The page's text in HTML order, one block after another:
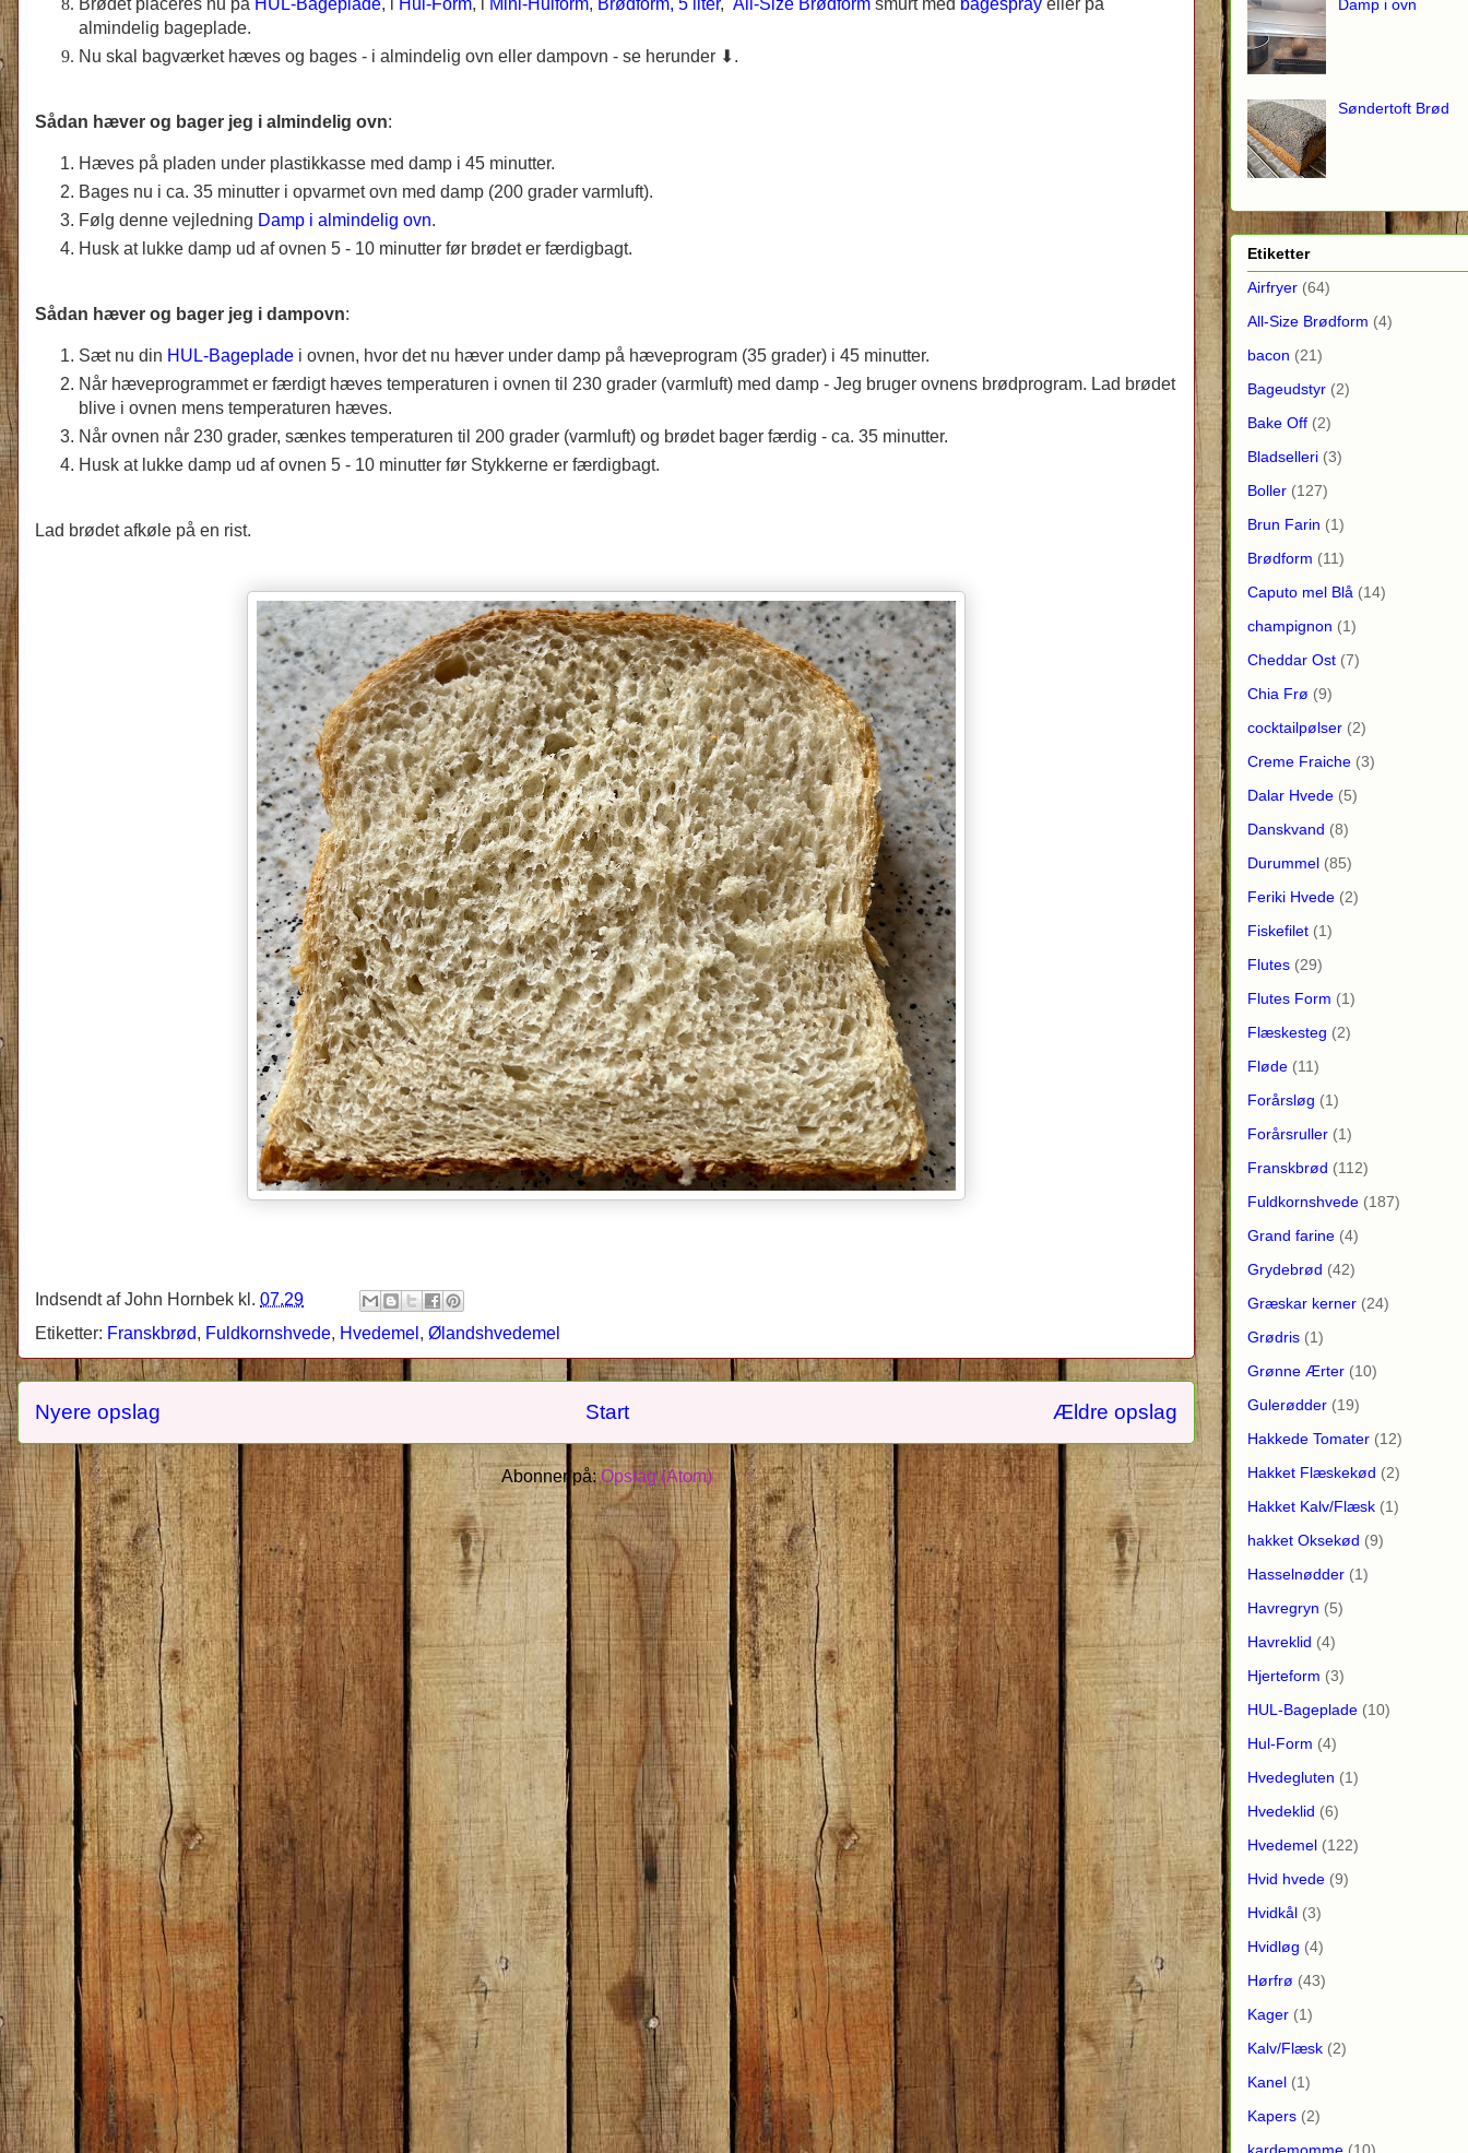
almindelig bageplade.
Nu skal bagværket hæves og bages - i almindelig ovn eller dampovn - se herunder ⬇.
Sådan hæver og bager jeg i almindelig ovn:
Hæves på pladen under plastikkasse med damp i 45 minutter.
Bages nu i ca. 35 minutter i opvarmet ovn med damp (200 grader varmluft).
Følg denne vejledning Damp i almindelig ovn.
Husk at lukke damp ud af ovnen 5 - 10 minutter før brødet er færdigbagt.
Sådan hæver og bager jeg i dampovn:
Sæt nu din HUL-Bageplade i ovnen, hvor det nu hæver under damp på hæveprogram (35 grader) i 45 minutter.
Når hæveprogrammet er færdigt hæves temperaturen i ovnen til 230 grader (varmluft) med damp - Jeg bruger ovnens brødprogram. Lad brødet
blive i ovnen mens temperaturen hæves.
Når ovnen når 230 grader, sænkes temperaturen til 200 grader (varmluft) og brødet bager færdig - ca. 35 minutter.
Husk at lukke damp ud af ovnen 5 - 10 minutter før Stykkerne er færdigbagt.
Lad brødet afkøle på en rist.
Indsendt afJohn Hornbek kl. 07.29
Etiketter: Franskbrød, Fuldkornshvede, Hvedemel , Ølandshvedemel
Nyere opslag Ældre opslag
Start
Abonner på:Opslag (Atom)
Damp i ovn
Søndertoft Brød
Etiketter
Airfryer (64)
All-Size Brødform (4)
bacon (21)
Bageudstyr (2)
Bake Off (2)
Bladselleri (3)
Boller (127)
Brun Farin (1)
Brødform (11)
Caputo mel Blå (14)
champignon (1)
Cheddar Ost (7)
Chia Frø (9)
cocktailpølser (2)
Creme Fraiche (3)
Dalar Hvede (5)
Danskvand (8)
Durummel (85)
Feriki Hvede (2)
Fiskefilet (1)
Flutes (29)
Flutes Form (1)
Flæskesteg (2)
Fløde (11)
Forårsløg (1)
Forårsruller (1)
Franskbrød (112)
Fuldkornshvede (187)
Grand farine (4)
Grydebrød (42)
Græskar kerner (24)
Grødris (1)
Grønne Ærter (10)
Gulerødder (19)
Hakkede Tomater (12)
Hakket Flæskekød (2)
Hakket Kalv/Flæsk (1)
hakket Oksekød (9)
Hasselnødder (1)
Havregryn (5)
Havreklid (4)
Hjerteform (3)
HUL-Bageplade (10)
Hul-Form (4)
Hvedegluten (1)
Hvedeklid (6)
Hvedemel (122)
Hvid hvede (9)
Hvidkål (3)
Hvidløg (4)
Hørfrø (43)
Kager (1)
Kalv/Flæsk (2)
Kanel (1)
Kapers (2)
kardemomme (10)